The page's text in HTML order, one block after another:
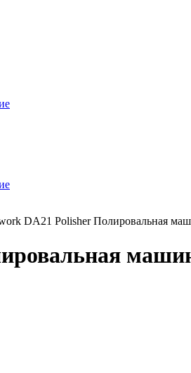
DA21 Polisher Полировальная